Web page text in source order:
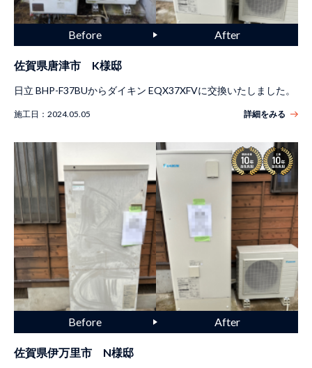
佐賀県唐津市 K様邸
日立 BHP-F37BUからダイキン EQX37XFVに交換いたしました。
施工日： 2024.05.05 詳細をみる
佐賀県伊万里市 N様邸